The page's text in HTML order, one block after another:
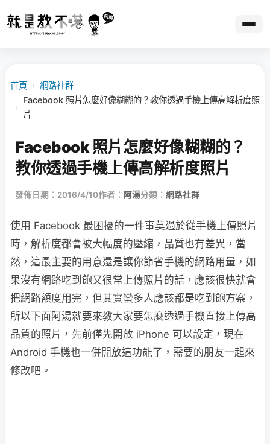
首頁 › 網路社群
›
Facebook 照片怎麼好像糊糊的？教你透過手機上傳高解析度照
片
Facebook 照片怎麼好像糊糊的？
教你透過手機上傳高解析度照片
發佈日期：2016/4/10作者： 阿湯分類： 網路社群
使用 Facebook 最困擾的一件事莫過於從手機上傳照片
時，解析度都會被大幅度的壓縮，品質也有差異，當
然，這最主要的用意還是讓你節省手機的網路用量，如
果沒有網路吃到飽又很常上傳照片的話，應該很快就會
把網路額度用完，但其實蠻多人應該都是吃到飽方案，
所以下面阿湯就要來教大家要怎麼透過手機直接上傳高
品質的照片，先前僅先開放 iPhone 可以設定，現在
Android 手機也一併開放這功能了，需要的朋友一起來
修改吧。